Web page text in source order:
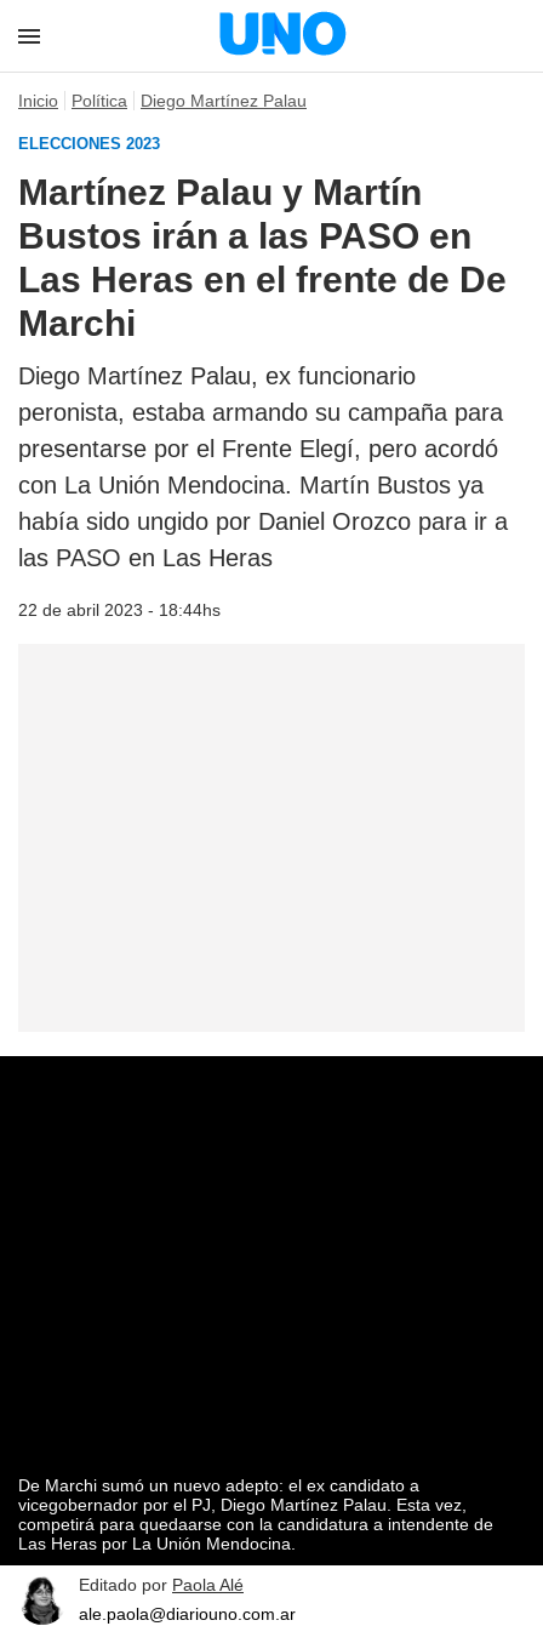
Inicio Política Diego Martínez Palau
ELECCIONES 2023
Martínez Palau y Martín
Bustos irán a las PASO en
Las Heras en el frente de De
Marchi
Diego Martínez Palau, ex funcionario
peronista, estaba armando su campaña para
presentarse por el Frente Elegí, pero acordó
con La Unión Mendocina. Martín Bustos ya
había sido ungido por Daniel Orozco para ir a
las PASO en Las Heras
22 de abril 2023 - 18:44hs
De Marchi sumó un nuevo adepto: el ex candidato a
vicegobernador por el PJ, Diego Martínez Palau. Esta vez,
competirá para quedaarse con la candidatura a intendente de
Las Heras por La Unión Mendocina.
Editado por Paola Alé
ale.paola@diariouno.com.ar